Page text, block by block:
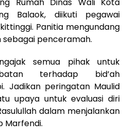
Balaok, diikuti pegawai
Panitia mengundang
sebagai penceramah.
semua pihak untuk
terhadap bid’ah
Jadikan peringatan Maulid
upaya untuk evaluasi diri
dalam menjalankan
Marfendi.